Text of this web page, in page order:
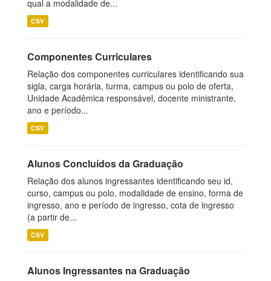
qual a modalidade de...
CSV
Componentes Curriculares
Relação dos componentes curriculares identificando sua
sigla, carga horária, turma, campus ou polo de oferta,
Unidade Acadêmica responsável, docente ministrante,
ano e período...
CSV
Alunos Concluídos da Graduação
Relação dos alunos ingressantes identificando seu id,
curso, campus ou polo, modalidade de ensino, forma de
ingresso, ano e período de ingresso, cota de ingresso
(a partir de...
CSV
Alunos Ingressantes na Graduação